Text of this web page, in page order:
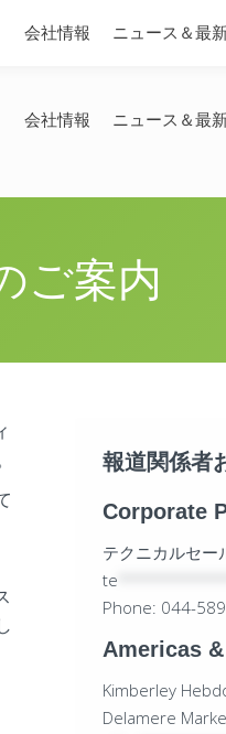
会社情報 ニュース＆最
ご案内
報道関係者
Corporate
テクニカルセー
te
Phone: 044-
Americas
Kimberley
Delamere
会社情報 ニュース＆最